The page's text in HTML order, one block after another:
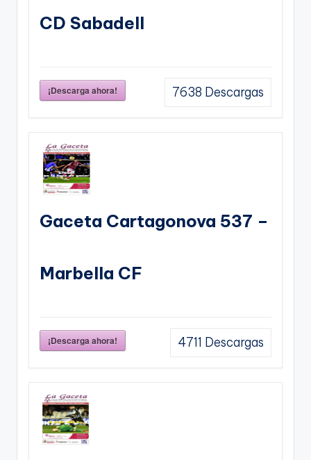
CD Sabadell
¡Descarga ahora! 7638 Descargas
Gaceta Cartagonova 537 –
Marbella CF
¡Descarga ahora! 4711 Descargas